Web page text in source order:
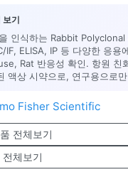
보기
인식하는 Rabbit
IF, ELISA, IP 등 다양한 응용
Rat 반응성 확인. 항원 친
액상 시약으로, 연구용으로
Fisher Scientific
전체보기
체보기